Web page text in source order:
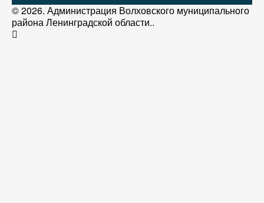
© 2026. Администрация Волховского муниципального
района Ленинградской области..